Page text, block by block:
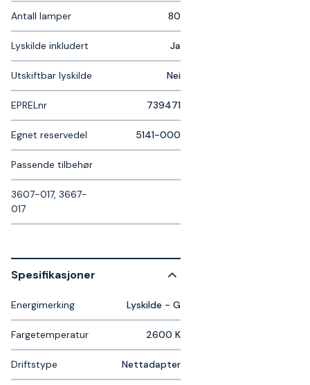
Antall lamper 80
Lyskilde inkludert Ja
Utskiftbar lyskilde Nei
EPRELnr 739471
Egnet reservedel 5141-000
Passende tilbehør
3607-017, 3667-
017
Spesifikasjoner
Energimerking Lyskilde - G
Fargetemperatur 2600 K
Driftstype Nettadapter